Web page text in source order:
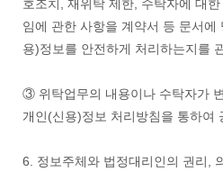
호조치, 재위탁 제한, 수탁자에 대
임에 관한 사항을 계약서 등 문서에
용)정보를 안전하게 처리하는지를
③ 위탁업무의 내용이나 수탁자가
개인(신용)정보 처리방침을 통하여
6. 정보주체와 법정대리인의 권리,